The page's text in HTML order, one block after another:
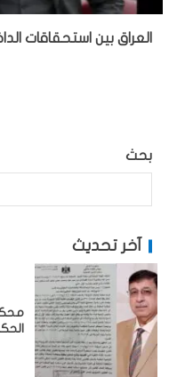
‏العراق بين استحقاقات
بحث
آخر تحديث